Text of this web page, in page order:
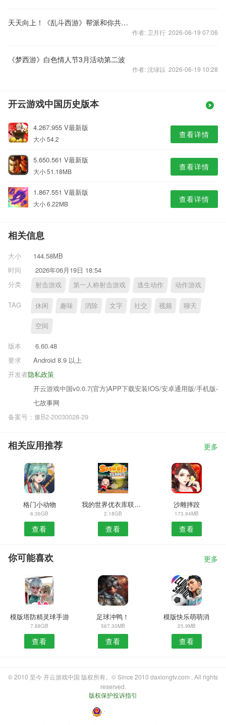
天天向上！《乱斗西游》帮派和你共成长
作者: 卫月行 2026-06-19 07:06
《梦西游》白色情人节3月活动第二波
作者: 沈绿以 2026-06-19 10:28
开云游戏中国历史版本
4.267.955 V最新版
大小 54.2 查看详情
5.650.561 V最新版
大小 51.18MB 查看详情
1.867.551 V最新版
大小 6.22MB 查看详情
相关信息
大小
144.58MB
时间
2026年06月19日 18:54
分类
射击游戏 第一人称射击游戏 逃生动作 动作游戏
TAG 休闲 趣味 消除 文字 社交 视频 聊天
空间
版本
6.60.48
要求
Android 8.9 以上
隐私政策
开发者
开云游戏中国v0.0.7(官方)APP下载安装IOS/安卓通用版/手机版-
七故事网
备案号：豫B2-20030028-29
相关应用推荐 更多
格门小动物
6.36GB
查看
我的世界优衣库联动版
2.18GB
查看
沙雕摔跤
173.94MB
查看
你可能喜欢 更多
模版塔防精灵球手游
7.88GB
查看
足球冲鸭！
567.30MB
查看
模版快乐萌萌消
25.9MB
查看
© 2010 至今 开云游戏中国 版权所有。© Since 2010 daxiongtv.com . All rights
reserved.
版权保护投诉指引
・